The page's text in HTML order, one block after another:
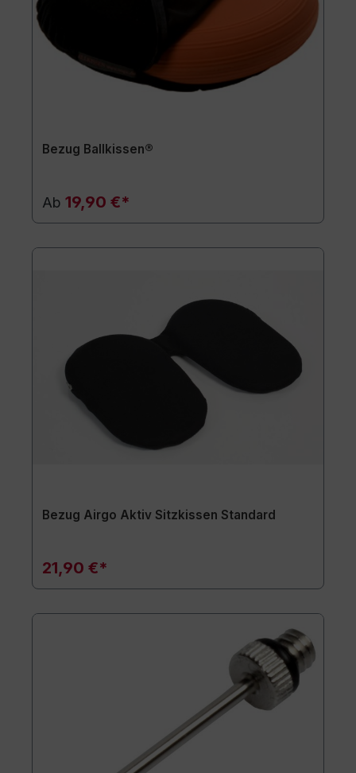
Bezug Ballkissen®
Ab 19,90 €*
Bezug Airgo Aktiv Sitzkissen Standard
21,90 €*